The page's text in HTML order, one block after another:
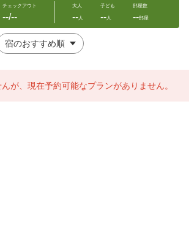
チェックアウト
--/--
大人
--人
子ども
--人
部屋数
--部屋
が、現在予約可能なプランがありません。